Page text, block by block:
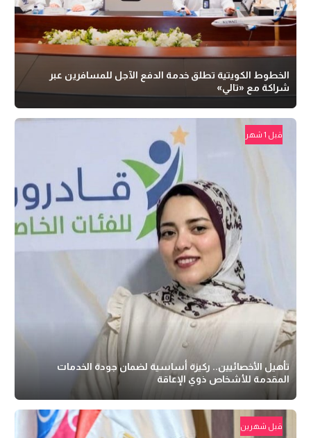
الخطوط الكويتية تطلق خدمة الدفع الآجل للمسافرين عبر
شراكة مع «تالي»
قبل 1 شهر
تأهيل الأخصائيين.. ركيزة أساسية لضمان جودة الخدمات
المقدمة للأشخاص ذوي الإعاقة
قبل شهرين